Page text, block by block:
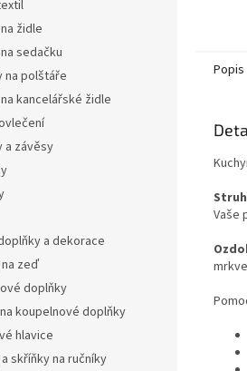
židle
sedačku
na polštáře
kancelářské židle
a závěsy
a dekorace
zeď
doplňky
koupelnové doplňky
hlavice
skříňky na ručníky
Popis
Vaše